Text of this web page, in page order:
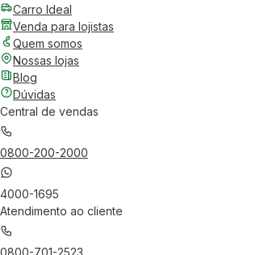
Carro Ideal
Venda para lojistas
Quem somos
Nossas lojas
Blog
Dúvidas
Central de vendas
0800-200-2000
4000-1695
Atendimento ao cliente
0800-701-2523